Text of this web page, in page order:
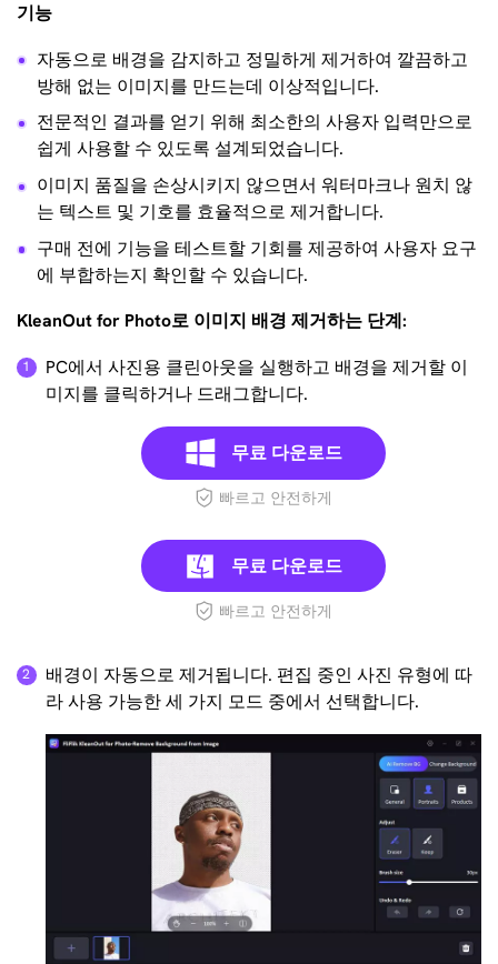
기능
자동으로 배경을 감지하고 정밀하게 제거하여 깔끔하고
방해 없는 이미지를 만드는데 이상적입니다.
전문적인 결과를 얻기 위해 최소한의 사용자 입력만으로
쉽게 사용할 수 있도록 설계되었습니다.
이미지 품질을 손상시키지 않으면서 워터마크나 원치 않
는 텍스트 및 기호를 효율적으로 제거합니다.
구매 전에 기능을 테스트할 기회를 제공하여 사용자 요구
에 부합하는지 확인할 수 있습니다.
KleanOut for Photo로 이미지 배경 제거하는 단계:
PC에서 사진용 클린아웃을 실행하고 배경을 제거할 이
미지를 클릭하거나 드래그합니다.
무료 다운로드
빠르고 안전하게
무료 다운로드
빠르고 안전하게
배경이 자동으로 제거됩니다. 편집 중인 사진 유형에 따
라 사용 가능한 세 가지 모드 중에서 선택합니다.